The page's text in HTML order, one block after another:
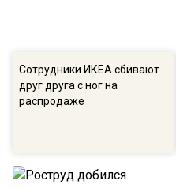
Сотрудники ИКЕА сбивают
друг друга с ног на
распродаже